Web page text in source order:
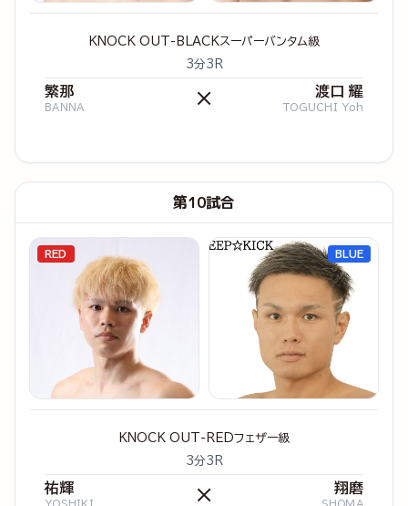
KNOCK OUT-BLACKスーパーバンタム級
3分3R
繁那
BANNA × 渡口 耀
TOGUCHI Yoh
第10試合
RED
KNOCK OUT-REDフェザー級
3分3R
祐輝 × 翔磨
BLUE